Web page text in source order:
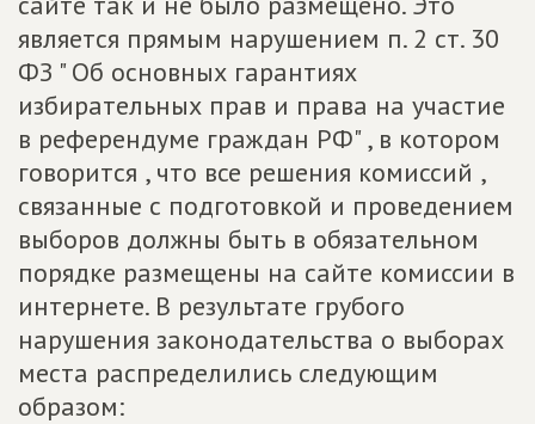
является прямым нарушением п. 2 ст. 30
ФЗ " Об основных гарантиях
избирательных прав и права на участие
в референдуме граждан РФ" , в котором
говорится , что все решения комиссий ,
связанные с подготовкой и проведением
выборов должны быть в обязательном
порядке размещены на сайте комиссии в
интернете. В результате грубого
нарушения законодательства о выборах
места распределились следующим
образом: